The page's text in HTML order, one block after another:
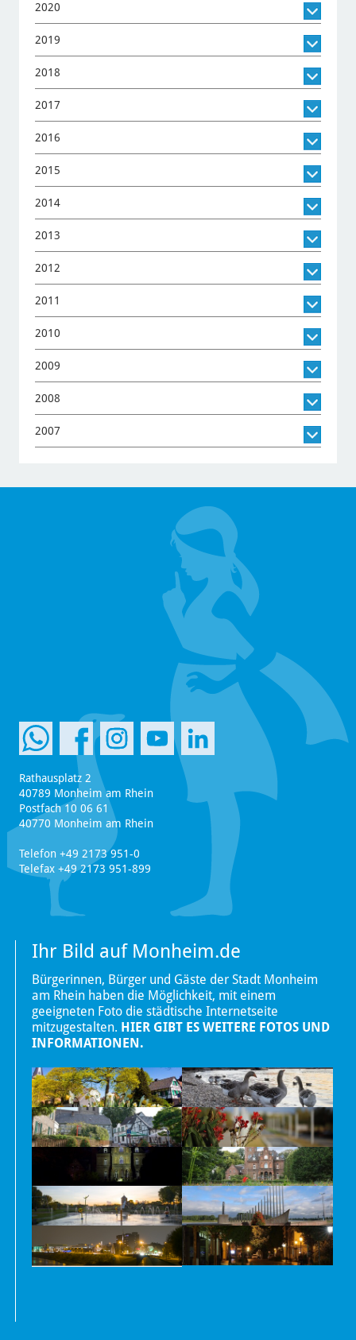
2020
2019
2018
2017
2016
2015
2014
2013
2012
2011
2010
2009
2008
2007
Rathausplatz 2
40789 Monheim am Rhein
Postfach 10 06 61
40770 Monheim am Rhein
Telefon +49 2173 951-0
Telefax +49 2173 951-899
Ihr Bild auf Monheim.de
Bürgerinnen, Bürger und Gäste der Stadt Monheim
am Rhein haben die Möglichkeit, mit einem
geeigneten Foto die städtische Internetseite
mitzugestalten. HIER GIBT ES WEITERE FOTOS UND
INFORMATIONEN.